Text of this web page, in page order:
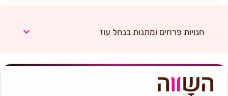
חנויות פרחים ומתנות בנחל עוז